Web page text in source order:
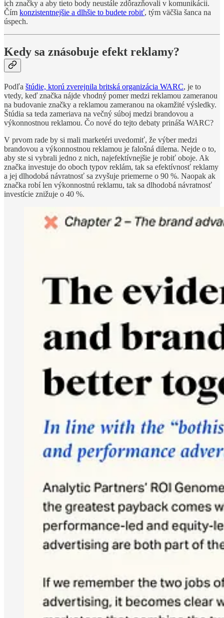
ich značky a aby tieto body neustále zdôrazňovali v komunikácii.
Čím konzistentnejšie a dlhšie to budete robiť, tým väčšia šanca na
úspech.
Kedy sa znásobuje efekt reklamy?
Podľa štúdie, ktorú zverejnila britská organizácia WARC, je to
vtedy, keď značka nájde vhodný pomer medzi reklamou zameranou
na budovanie značky a reklamou zameranou na okamžité výsledky.
Štúdia sa teda zameriava na večný súboj medzi brandovou a
výkonnostnou reklamou. Čo nové do tejto debaty prináša WARC?
V prvom rade by si mali marketéri uvedomiť, že výber medzi
brandovou a výkonnostnou reklamou je falošná dilema. Nejde o to,
aby ste si vybrali jedno z nich, najefektívnejšie je robiť oboje. Ak
značka investuje do oboch typov reklám, tak sa efektívnosť reklamy
a jej dlhodobá návratnosť sa zvyšuje priemerne o 90 %. Naopak ak
značka robí len výkonnostnú reklamu, tak sa dlhodobá návratnosť
investície znižuje o 40 %.